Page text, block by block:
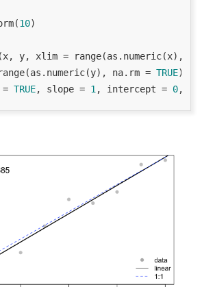
10)
y, xlim = range(as.numeric(x),
na.rm =
TRUE),
=
TRUE, slope = 1 , intercept = 0,